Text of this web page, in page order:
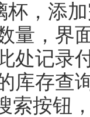
杯，添
量，界
处记录
存查询
索按钮